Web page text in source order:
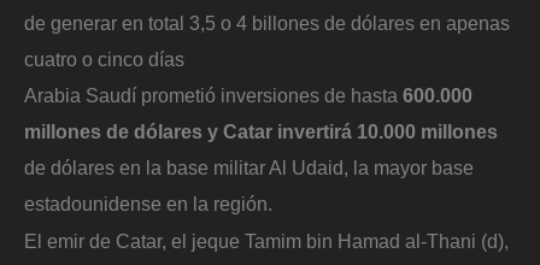
de generar en total 3,5 o 4 billones de dólares en apenas
cuatro o cinco días
Arabia Saudí prometió inversiones de hasta 600.000
millones de dólares y Catar invertirá 10.000 millones
de dólares en la base militar Al Udaid, la mayor base
estadounidense en la región.
El emir de Catar, el jeque Tamim bin Hamad al-Thani (d),